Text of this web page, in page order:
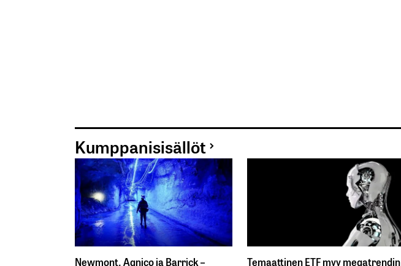
Kumppanisisällöt
Newmont, Agnico ja Barrick – Temaattinen ETF myy megatrendin